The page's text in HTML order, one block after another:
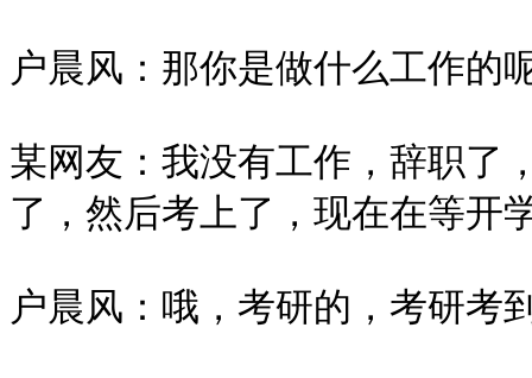
户晨风：那你是做什么工作
某网友：我没有工作，辞职了
了，然后考上了，现在在等开
户晨风：哦，考研的，考研考